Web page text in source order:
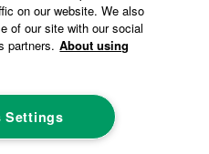
応方針
All rights reserved.
on our website. We also
of our site with our social
partners. About using
Settings